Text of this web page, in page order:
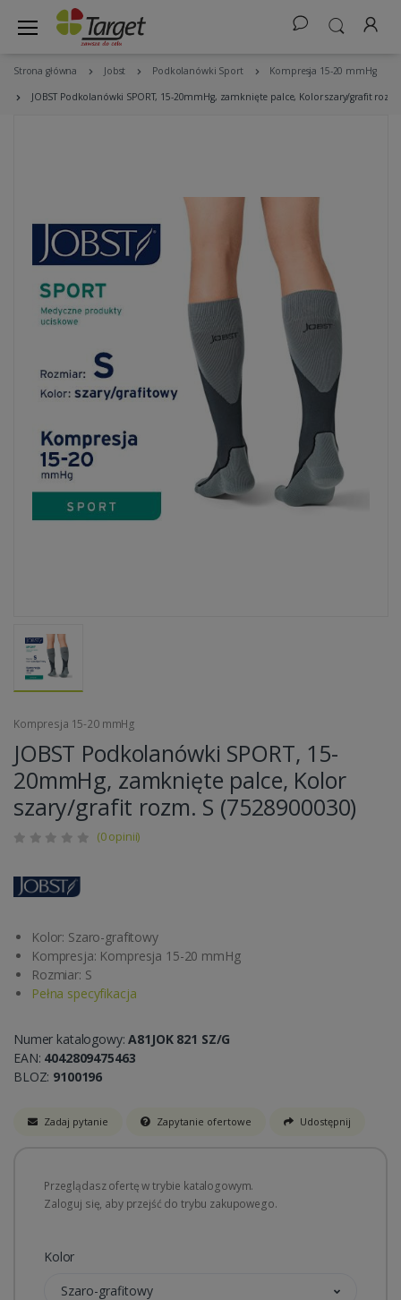
Strona główna Jobst Podkolanówki Sport Kompresja 15-20 mmHg
JOBST Podkolanówki SPORT, 15-20mmHg, zamknięte palce, Kolor szary/grafit
Kompresja 15-20 mmHg
JOBST Podkolanówki SPORT, 15-
20mmHg, zamknięte palce, Kolor
szary/grafit rozm. S (7528900030)
(0 opinii)
Kolor: Szaro-grafitowy
Kompresja: Kompresja 15-20 mmHg
Rozmiar: S
Pełna specyfikacja
Numer katalogowy:A81JOK 821 SZ/G
EAN: 4042809475463
BLOZ: 9100196
Zadaj pytanie Zapytanie ofertowe Udostępnij
Przeglądasz ofertę w trybie katalogowym.
Zaloguj się, aby przejść do trybu zakupowego.
Kolor
Szaro-grafitowy